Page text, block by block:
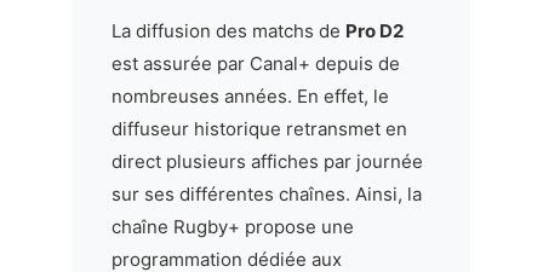
La diffusion des matchs de Pro D2
est assurée par Canal+ depuis de
nombreuses années. En effet, le
diffuseur historique retransmet en
direct plusieurs affiches par journée
sur ses différentes chaînes. Ainsi, la
chaîne Rugby+ propose une
programmation dédiée aux